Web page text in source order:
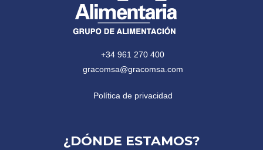
+34 961 270 400
gracomsa@gracomsa.com
Política de privacidad
¿DÓNDE ESTAMOS?